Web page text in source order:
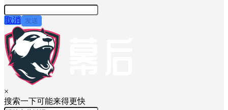
取消 发送
×
搜索一下可能来得更快